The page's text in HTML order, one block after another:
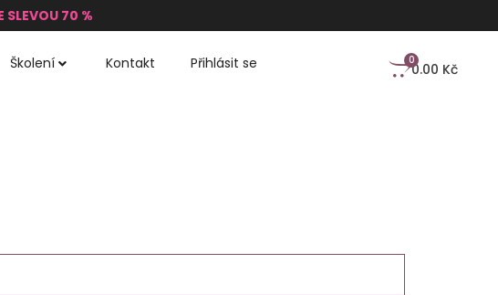
SLEVOU 70 %
0.00 Kč
0
Školení Kontakt
Přihlásit se